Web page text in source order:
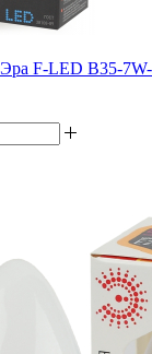
F-LED B35-